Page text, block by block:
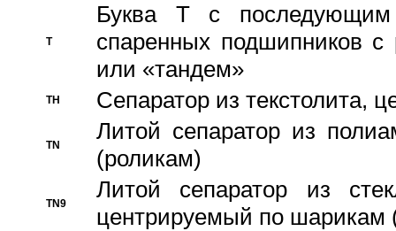
T
Буква T с
спаренных подшипников
или «тандем»
TH Сепаратор из текстолита,
TN
Литой сепаратор из
(роликам)
TN9
Литой сепаратор из
центрируемый по шарикам